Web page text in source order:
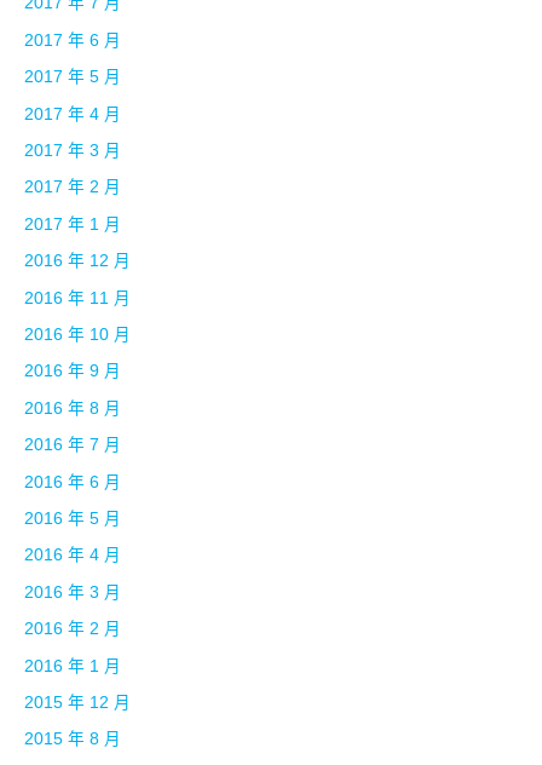
2017 年 6 月
2017 年 5 月
2017 年 4 月
2017 年 3 月
2017 年 2 月
2017 年 1 月
2016 年 12 月
2016 年 11 月
2016 年 10 月
2016 年 9 月
2016 年 8 月
2016 年 7 月
2016 年 6 月
2016 年 5 月
2016 年 4 月
2016 年 3 月
2016 年 2 月
2016 年 1 月
2015 年 12 月
2015 年 8 月